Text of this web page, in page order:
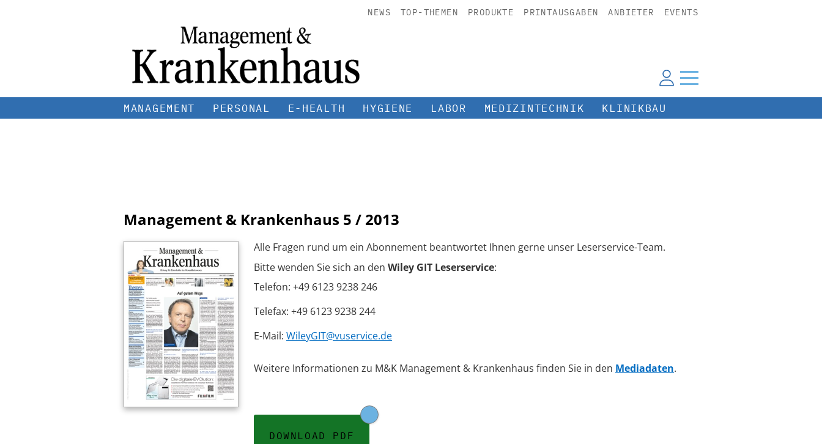
NEWS TOP-THEMEN PRODUKTE PRINTAUSGABEN ANBIETER EVENTS
MANAGEMENT PERSONAL E-HEALTH HYGIENE LABOR MEDIZINTECHNIK KLINIKBAU
Management & Krankenhaus 5 / 2013
Alle Fragen rund um ein Abonnement beantwortet Ihnen gerne unser Leserservice-Team.
Bitte wenden Sie sich an den Wiley GIT Leserservice:
Telefon: +49 6123 9238 246
Telefax: +49 6123 9238 244
E-Mail: WileyGIT@vuservice.de
Weitere Informationen zu M&K Management & Krankenhaus finden Sie in den Mediadaten.
DOWNLOAD PDF